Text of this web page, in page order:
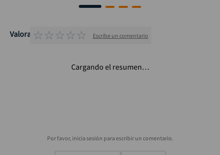
Valoraciones
☆☆☆☆☆ Escribe un comentario
Cargando el resumen…